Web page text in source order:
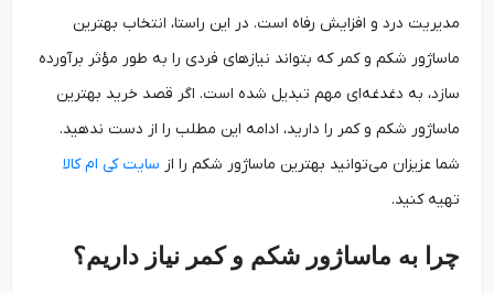
مدیریت درد و افزایش رفاه است. در این راستا، انتخاب بهترین
ماساژور شکم و کمر که بتواند نیازهای فردی را به طور مؤثر برآورده
سازد، به دغدغه‌ای مهم تبدیل شده است. اگر قصد خرید بهترین
ماساژور شکم و کمر را دارید، ادامه این مطلب را از دست ندهید.
شما عزیزان می‌توانید بهترین ماساژور شکم را از سایت کی ام کالا
تهیه کنید.
چرا به ماساژور شکم و کمر نیاز داریم؟